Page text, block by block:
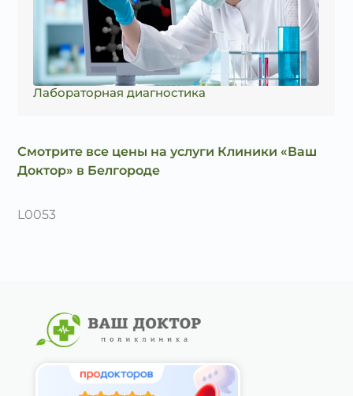
Лабораторная диагностика
Смотрите все цены на услуги Клиники «Ваш
Доктор» в Белгороде
L0053